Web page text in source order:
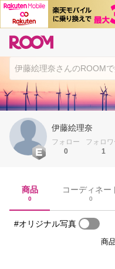
伊藤絵理奈
フォロー
0
フォロワ
1
商品
0
コーディネー
0
#オリジナル写真
商